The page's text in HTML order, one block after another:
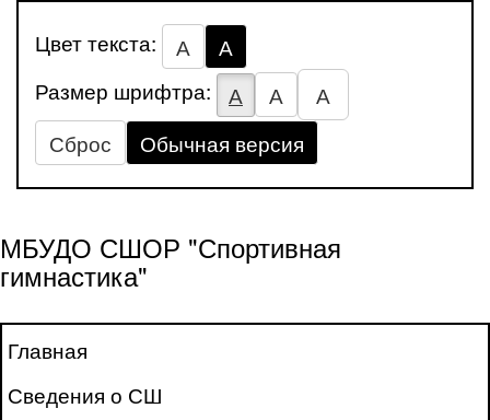
Цвет текста: А
А
Размер шрифтра:
А А
А
Сброс
Обычная версия
МБУДО СШОР "Спортивная
гимнастика"
Главная
Сведения о СШ